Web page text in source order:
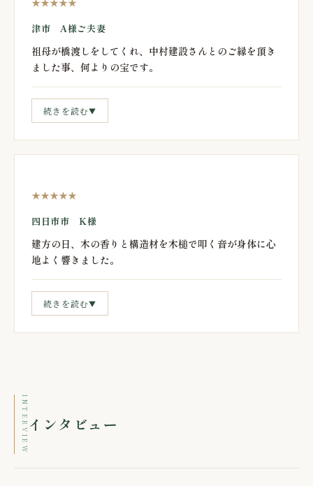
津市 A様ご夫妻
祖母が橋渡しをしてくれ、中村建設さんとのご縁を頂き
ました事、何よりの宝です。
続きを読む▼
★★★★★
四日市市 K様
建方の日、木の香りと構造材を木槌で叩く音が身体に心
地よく響きました。
続きを読む▼
INTERVIEWインタビュー